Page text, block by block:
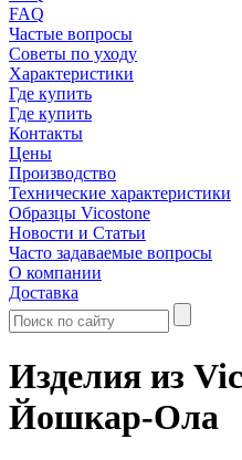
FAQ
Частые вопросы
Советы по уходу
Характеристики
Где купить
Где купить
Контакты
Цены
Производство
Технические характеристики
Образцы Vicostone
Новости и Статьи
Часто задаваемые вопросы
О компании
Доставка
Изделия из
Йошкар-Ола